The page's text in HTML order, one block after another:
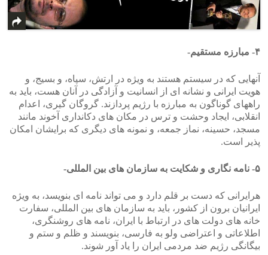
۴- مبارزه مستقیم-
آنهایی که در سیستم هستند به ویژه در ارتش، سپاه، و بسیج، و
هویت ایرانی و نشانه ای از انسانیت و آزادگی در آنان هست، باید به
راههای گوناگون به مبارزه با رژیم پردازند. گروگان گیری، اعدام
انقلابی، ایجاد وحشت و ترس در مکان های دکانداری آخوند مانند
مسجد، حسینه، نماز جمعه، و نمونه های دیگری که برایشان امکان
پذیر است.
۵- نامه نگاری و شکایت به سازمان های بین المللی-
هرایرانی که دست بر قلم دارد و می تواند نامه ای بنویسد، به ویژه
ایرانیان برون از کشور، باید به سازمان های بین المللی، سفارت
خانه های دولت های در ارتباط با ایران، نامه های روشنگری،
اطلاعاتی و اعتراضی ولو به فارسی، بنویسند و ظلم و ستم و
بیگانگی رژیم ضد مردمی ایران را یاد آور شوند.